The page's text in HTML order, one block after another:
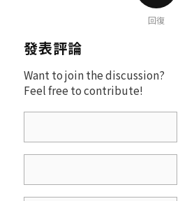
回復
發表評論
Want to join the discussion?
Feel free to contribute!